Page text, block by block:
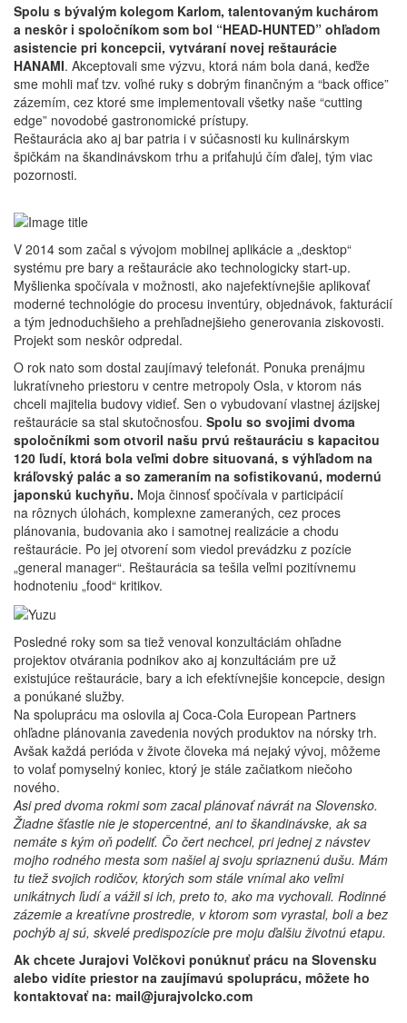
Spolu s bývalým kolegom Karlom, talentovaným kuchárom
a neskôr i spoločníkom som bol “HEAD-HUNTED” ohľadom
asistencie pri koncepcii, vytváraní novej reštaurácie
HANAMI. Akceptovali sme výzvu, ktorá nám bola daná, keďže
sme mohli mať tzv. voľné ruky s dobrým finančným a “back office”
zázemím, cez ktoré sme implementovali všetky naše “cutting
edge” novodobé gastronomické prístupy.
Reštaurácia ako aj bar patria i v súčasnosti ku kulinárskym
špičkám na škandinávskom trhu a priťahujú čím ďalej, tým viac
pozornosti.
V 2014 som začal s vývojom mobilnej aplikácie a „desktop“
systému pre bary a reštaurácie ako technologicky start-up.
Myšlienka spočívala v možnosti, ako najefektívnejšie aplikovať
moderné technológie do procesu inventúry, objednávok, fakturácií
a tým jednoduchšieho a prehľadnejšieho generovania ziskovosti.
Projekt som neskôr odpredal.
O rok nato som dostal zaujímavý telefonát. Ponuka prenájmu
lukratívneho priestoru v centre metropoly Osla, v ktorom nás
chceli majitelia budovy vidieť. Sen o vybudovaní vlastnej ázijskej
reštaurácie sa stal skutočnosťou. Spolu so svojimi dvoma
spoločníkmi som otvoril našu prvú reštauráciu s kapacitou
120 ľudí, ktorá bola veľmi dobre situovaná, s výhľadom na
kráľovský palác a so zameraním na sofistikovanú, modernú
japonskú kuchyňu. Moja činnosť spočívala v participácií
na rôznych úlohách, komplexne zameraných, cez proces
plánovania, budovania ako i samotnej realizácie a chodu
reštaurácie. Po jej otvorení som viedol prevádzku z pozície
„general manager“. Reštaurácia sa tešila veľmi pozitívnemu
hodnoteniu „food“ kritikov.
Posledné roky som sa tiež venoval konzultáciám ohľadne
projektov otvárania podnikov ako aj konzultáciám pre už
existujúce reštaurácie, bary a ich efektívnejšie koncepcie, design
a ponúkané služby.
Na spoluprácu ma oslovila aj Coca-Cola European Partners
ohľadne plánovania zavedenia nových produktov na nórsky trh.
Avšak každá perióda v živote človeka má nejaký vývoj, môžeme
to volať pomyselný koniec, ktorý je stále začiatkom niečoho
nového.
Asi pred dvoma rokmi som zacal plánovať návrát na Slovensko.
Žiadne šťastie nie je stopercentné, ani to škandinávske, ak sa
nemáte s kým oň podeliť. Čo čert nechcel, pri jednej z návstev
mojho rodného mesta som našiel aj svoju spriaznenú dušu. Mám
tu tiež svojich rodičov, ktorých som stále vnímal ako veľmi
unikátnych ľudí a vážil si ich, preto to, ako ma vychovali. Rodinné
zázemie a kreatívne prostredie, v ktorom som vyrastal, boli a bez
pochýb aj sú, skvelé predispozície pre moju ďalšiu životnú etapu.
Ak chcete Jurajovi Volčkovi ponúknuť prácu na Slovensku
alebo vidíte priestor na zaujímavú spoluprácu, môžete ho
kontaktovať na: mail@jurajvolcko.com